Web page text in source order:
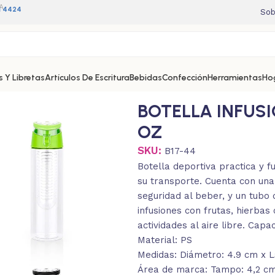
4424
Y LibretasArtículos De EscrituraBebidasConfecciónHerramientas
BOTELLA
OZ
SKU: B17-44
Botella deportiva practica y
su transporte. Cuenta con
seguridad al beber, y un
infusiones con frutas,
actividades al aire libre.
Material: PS
Medidas: Diámetro: 4.9 cm x
Área de marca: Tampo: 4,2